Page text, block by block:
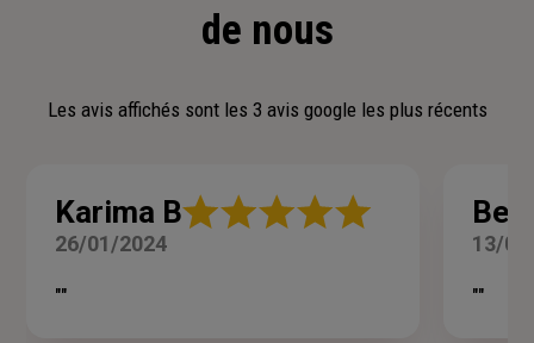
de nous
Les avis affichés sont les 3 avis google les plus récents
Karima BNote
26/01/2024
""
Ben
13/
""